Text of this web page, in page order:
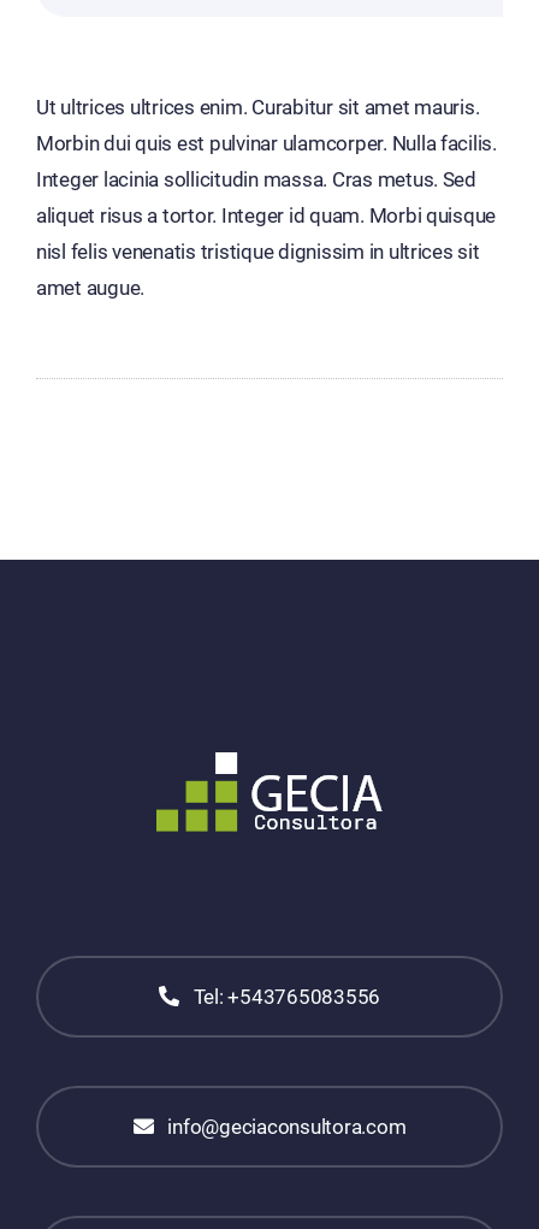
Ut ultrices ultrices enim. Curabitur sit amet mauris.
Morbin dui quis est pulvinar ulamcorper. Nulla facilis.
Integer lacinia sollicitudin massa. Cras metus. Sed
aliquet risus a tortor. Integer id quam. Morbi quisque
nisl felis venenatis tristique dignissim in ultrices sit
amet augue.
Tel: +543765083556
info@geciaconsultora.com